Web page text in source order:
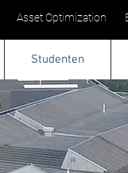
Asset Optimization
Studenten